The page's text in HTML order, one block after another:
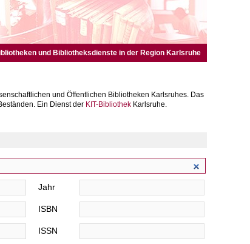
und Bibliotheksdienste in der Region Karlsruhe
und Öffentlichen Bibliotheken Karlsruhes. Das
Ein Dienst der KIT-Bibliothek Karlsruhe.
Jahr
ISBN
ISSN